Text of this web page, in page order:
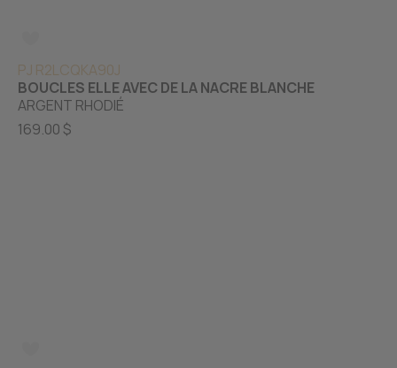
PJ R2LCQKA90J
BOUCLES ELLE AVEC DE LA NACRE BLANCHE
ARGENT RHODIÉ
169.00 $